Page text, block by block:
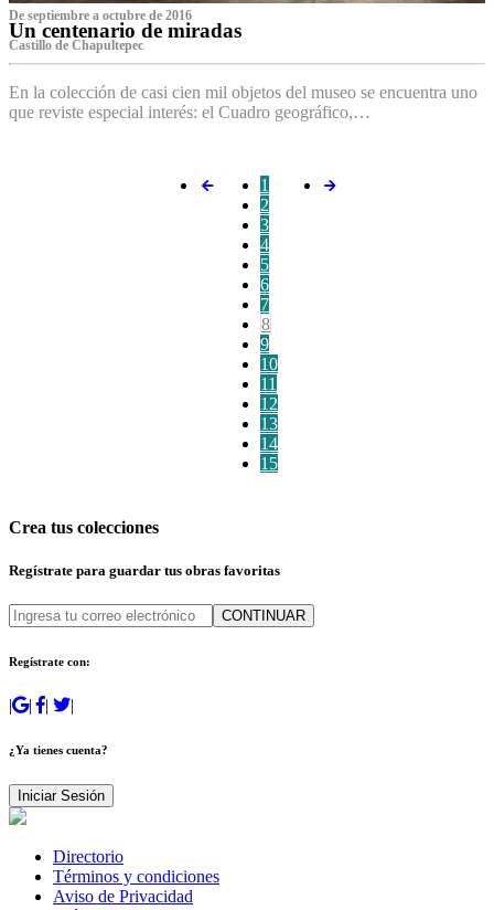
De septiembre a octubre de 2016
Un centenario de miradas
Castillo de Chapultepec
En la colección de casi cien mil objetos del museo se encuentra uno
que reviste especial interés: el Cuadro geográfico,…
1
2
3
4
5
6
7
8
9
10
11
12
13
14
15
Crea tus colecciones
Regístrate para guardar tus obras favoritas
CONTINUAR
Regístrate con:
| | | |
¿Ya tienes cuenta?
Iniciar Sesión
Directorio
Términos y condiciones
Aviso de Privacidad